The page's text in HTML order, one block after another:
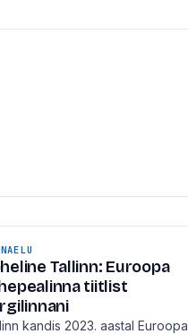
Tallinn: Euroopa
tiitlist
kandis 2023. aastal Euroopa